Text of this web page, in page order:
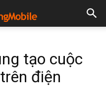
tạo cuộc
điện